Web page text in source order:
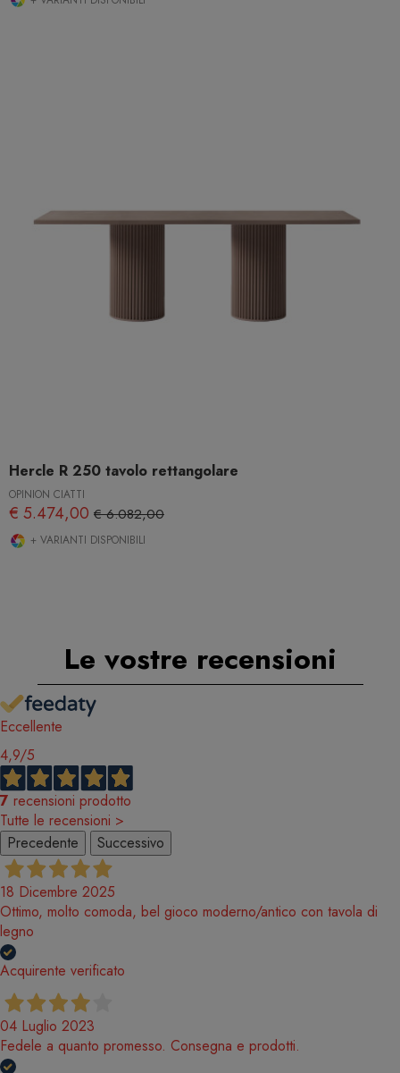
Hercle R 250 tavolo rettangolare
OPINION CIATTI
€ 5.474,00 € 6.082,00
+ VARIANTI DISPONIBILI
Le vostre recensioni
Eccellente
4,9/5
7 recensioni prodotto
Tutte le recensioni >
Precedente
Successivo
18 Dicembre 2025
Ottimo, molto comoda, bel gioco moderno/antico con tavola di
legno
Acquirente verificato
04 Luglio 2023
Fedele a quanto promesso. Consegna e prodotti.